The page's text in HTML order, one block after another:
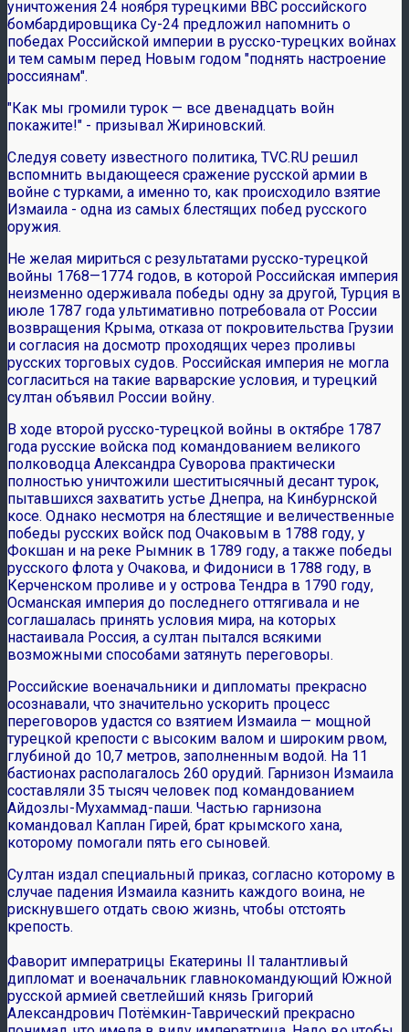
уничтожения 24 ноября турецкими ВВС российского
бомбардировщика Су-24 предложил напомнить о
победах Российской империи в русско-турецких войнах
и тем самым перед Новым годом "поднять настроение
россиянам".
"Как мы громили турок — все двенадцать войн
покажите!" - призывал Жириновский.
Следуя совету известного политика, TVC.RU решил
вспомнить выдающееся сражение русской армии в
войне с турками, а именно то, как происходило взятие
Измаила - одна из самых блестящих побед русского
оружия.
Не желая мириться с результатами русско-турецкой
войны 1768—1774 годов, в которой Российская империя
неизменно одерживала победы одну за другой, Турция в
июле 1787 года ультимативно потребовала от России
возвращения Крыма, отказа от покровительства Грузии
и согласия на досмотр проходящих через проливы
русских торговых судов. Российская империя не могла
согласиться на такие варварские условия, и турецкий
султан объявил России войну.
В ходе второй русско-турецкой войны в октябре 1787
года русские войска под командованием великого
полководца Александра Суворова практически
полностью уничтожили шеститысячный десант турок,
пытавшихся захватить устье Днепра, на Кинбурнской
косе. Однако несмотря на блестящие и величественные
победы русских войск под Очаковым в 1788 году, у
Фокшан и на реке Рымник в 1789 году, а также победы
русского флота у Очакова, и Фидониси в 1788 году, в
Керченском проливе и у острова Тендра в 1790 году,
Османская империя до последнего оттягивала и не
соглашалась принять условия мира, на которых
настаивала Россия, а султан пытался всякими
возможными способами затянуть переговоры.
Российские военачальники и дипломаты прекрасно
осознавали, что значительно ускорить процесс
переговоров удастся со взятием Измаила — мощной
турецкой крепости с высоким валом и широким рвом,
глубиной до 10,7 метров, заполненным водой. На 11
бастионах располагалось 260 орудий. Гарнизон Измаила
составляли 35 тысяч человек под командованием
Айдозлы-Мухаммад-паши. Частью гарнизона
командовал Каплан Гирей, брат крымского хана,
которому помогали пять его сыновей.
Султан издал специальный приказ, согласно которому в
случае падения Измаила казнить каждого воина, не
рискнувшего отдать свою жизнь, чтобы отстоять
крепость.
Фаворит императрицы Екатерины II талантливый
дипломат и военачальник главнокомандующий Южной
русской армией светлейший князь Григорий
Александрович Потёмкин-Таврический прекрасно